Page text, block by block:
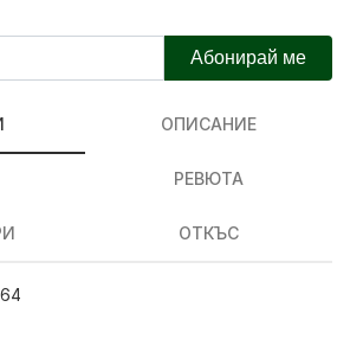
Абонирай ме
ОПИСАНИЕ
РЕВЮТА
ОТКЪС